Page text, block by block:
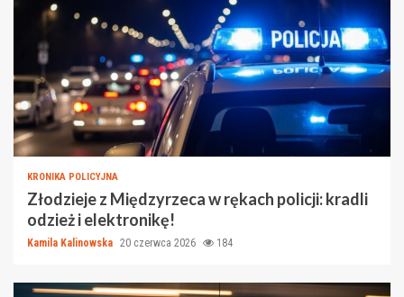
KRONIKA POLICYJNA
Złodzieje z Międzyrzeca w rękach policji: kradli
odzież i elektronikę!
Kamila Kalinowska 20 czerwca 2026 184